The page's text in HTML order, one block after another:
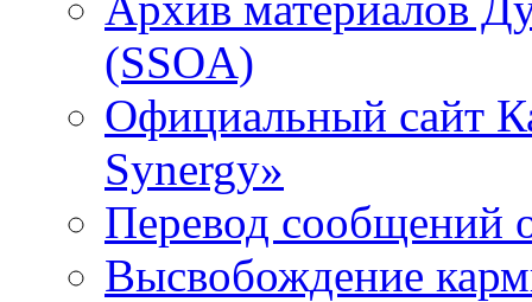
(SSOA)
Официальный сайт
Synergy»
Перевод сообщений
Высвобождение